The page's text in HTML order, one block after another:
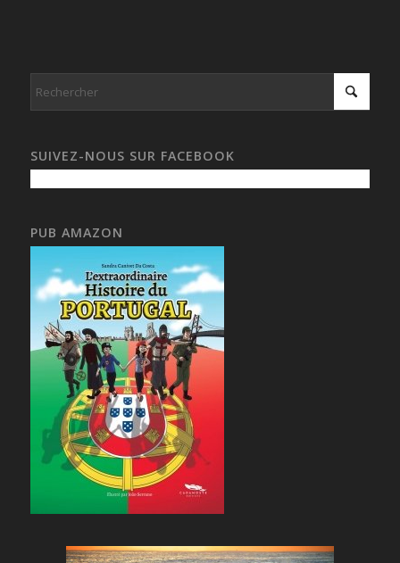
SUIVEZ-NOUS SUR FACEBOOK
PUB AMAZON